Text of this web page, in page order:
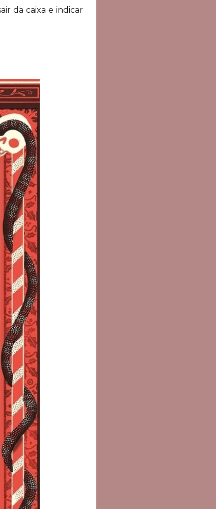
da caixa e indicar